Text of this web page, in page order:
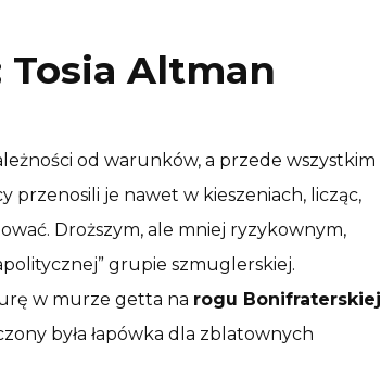
Tosia Altman
od warunków, a przede wszystkim
przenosili je nawet w kieszeniach, licząc,
Droższym, ale mniej ryzykownym,
grupie szmuglerskiej.
w murze getta na rogu Bonifraterskiej
była łapówka dla zblatownych